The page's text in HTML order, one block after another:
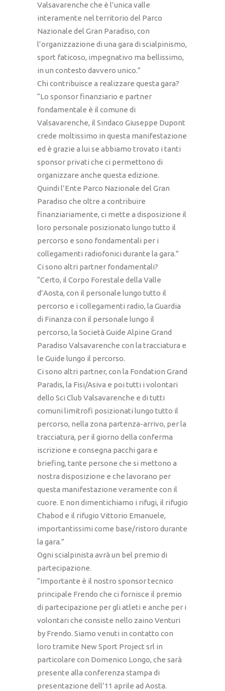
Valsavarenche che è l’unica valle
interamente nel territorio del Parco
Nazionale del Gran Paradiso, con
l’organizzazione di una gara di scialpinismo,
sport faticoso, impegnativo ma bellissimo,
in un contesto davvero unico.”
Chi contribuisce a realizzare questa gara?
“Lo sponsor finanziario e partner
fondamentale è il comune di
Valsavarenche, il Sindaco Giuseppe Dupont
crede moltissimo in questa manifestazione
ed è grazie a lui se abbiamo trovato i tanti
sponsor privati che ci permettono di
organizzare anche questa edizione.
Quindi l’Ente Parco Nazionale del Gran
Paradiso che oltre a contribuire
finanziariamente, ci mette a disposizione il
loro personale posizionato lungo tutto il
percorso e sono fondamentali per i
collegamenti radiofonici durante la gara.”
Ci sono altri partner fondamentali?
“Certo, il Corpo Forestale della Valle
d’Aosta, con il personale lungo tutto il
percorso e i collegamenti radio, la Guardia
di Finanza con il personale lungo il
percorso, la Società Guide Alpine Grand
Paradiso Valsavarenche con la tracciatura e
le Guide lungo il percorso.
Ci sono altri partner, con la Fondation Grand
Paradis, la Fisi/Asiva e poi tutti i volontari
dello Sci Club Valsavarenche e di tutti
comuni limitrofi posizionati lungo tutto il
percorso, nella zona partenza-arrivo, per la
tracciatura, per il giorno della conferma
iscrizione e consegna pacchi gara e
briefing, tante persone che si mettono a
nostra disposizione e che lavorano per
questa manifestazione veramente con il
cuore. E non dimentichiamo i rifugi, il rifugio
Chabod e il rifugio Vittorio Emanuele,
importantissimi come base/ristoro durante
la gara.”
Ogni scialpinista avrà un bel premio di
partecipazione.
“Importante è il nostro sponsor tecnico
principale Frendo che ci fornisce il premio
di partecipazione per gli atleti e anche per i
volontari che consiste nello zaino Venturi
by Frendo. Siamo venuti in contatto con
loro tramite New Sport Project srl in
particolare con Domenico Longo, che sarà
presente alla conferenza stampa di
presentazione dell’11 aprile ad Aosta.